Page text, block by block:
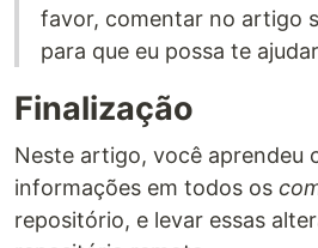
favor, comentar no artigo
para que eu possa te
Finalização
Neste artigo, você aprendeu
informações em todos os
repositório, e levar essas